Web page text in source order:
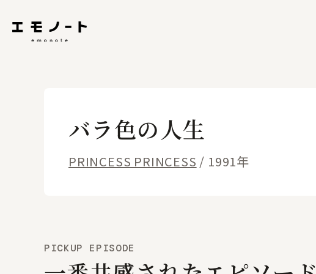
バラ色の人生
PRINCESS PRINCESS / 1991年
PICKUP EPISODE